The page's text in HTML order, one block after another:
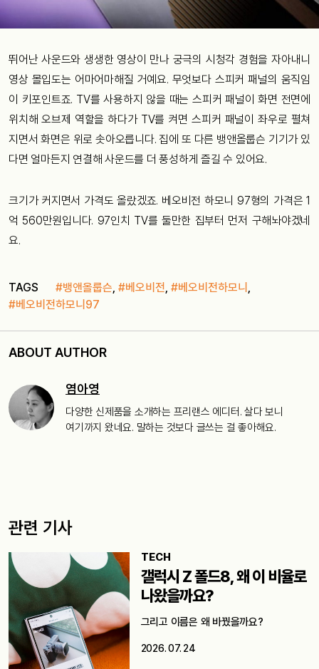
뛰어난 사운드와 생생한 영상이 만나 궁극의 시청각 경험을 자아내니
영상 몰입도는 어마어마해질 거예요. 무엇보다 스피커 패널의 움직임
이 키포인트죠. TV를 사용하지 않을 때는 스피커 패널이 화면 전면에
위치해 오브제 역할을 하다가 TV를 켜면 스피커 패널이 좌우로 펼쳐
지면서 화면은 위로 솟아오릅니다. 집에 또 다른 뱅앤올룹슨 기기가 있
다면 얼마든지 연결해 사운드를 더 풍성하게 즐길 수 있어요.
크기가 커지면서 가격도 올랐겠죠. 베오비전 하모니 97형의 가격은 1
억 560만원입니다. 97인치 TV를 둘만한 집부터 먼저 구해놔야겠네
요.
TAGS #뱅앤올룹슨, #베오비전, #베오비전하모니 ,
#베오비전하모니97
ABOUT AUTHOR
염아영
다양한 신제품을 소개하는 프리랜스 에디터. 살다 보니
여기까지 왔네요. 말하는 것보다 글쓰는 걸 좋아해요.
관련 기사
TECH
갤럭시 Z 폴드8, 왜 이 비율로
나왔을까요?
그리고 이름은 왜 바꿨을까요?
2026. 07. 24